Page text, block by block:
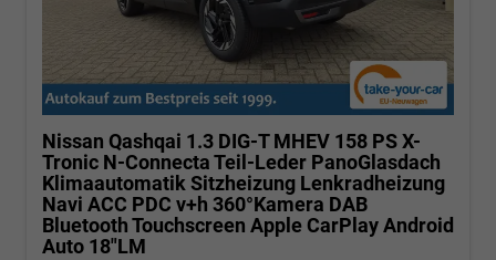
Nissan Qashqai 1.3 DIG-T MHEV 158 PS X-
Tronic N-Connecta Teil-Leder PanoGlasdach
Klimaautomatik Sitzheizung Lenkradheizung
Navi ACC PDC v+h 360°Kamera DAB
Bluetooth Touchscreen Apple CarPlay Android
Auto 18"LM